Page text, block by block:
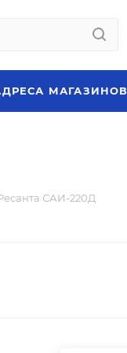
МАГАЗИНОВ
САИ-220Д